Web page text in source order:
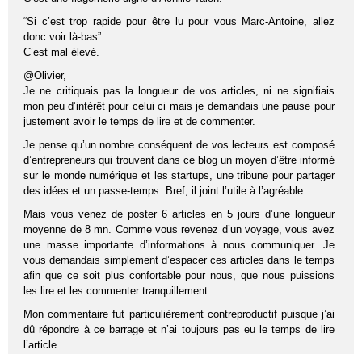
“Si c’est trop rapide pour être lu pour vous Marc-Antoine, allez
donc voir là-bas”
C’est mal élevé.
@Olivier,
Je ne critiquais pas la longueur de vos articles, ni ne signifiais
mon peu d’intérêt pour celui ci mais je demandais une pause pour
justement avoir le temps de lire et de commenter.
Je pense qu’un nombre conséquent de vos lecteurs est composé
d’entrepreneurs qui trouvent dans ce blog un moyen d’être informé
sur le monde numérique et les startups, une tribune pour partager
des idées et un passe-temps. Bref, il joint l’utile à l’agréable.
Mais vous venez de poster 6 articles en 5 jours d’une longueur
moyenne de 8 mn. Comme vous revenez d’un voyage, vous avez
une masse importante d’informations à nous communiquer. Je
vous demandais simplement d’espacer ces articles dans le temps
afin que ce soit plus confortable pour nous, que nous puissions
les lire et les commenter tranquillement.
Mon commentaire fut particulièrement contreproductif puisque j’ai
dû répondre à ce barrage et n’ai toujours pas eu le temps de lire
l’article.